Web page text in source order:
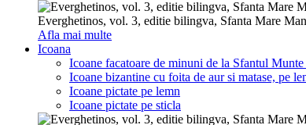
Everghetinos, vol. 3, editie bilingva, Sfanta Mare
Afla mai multe
Icoana
Icoane facatoare de minuni de la Sfantul
Icoane bizantine cu foita de aur si matase, pe
Icoane pictate pe lemn
Icoane pictate pe sticla